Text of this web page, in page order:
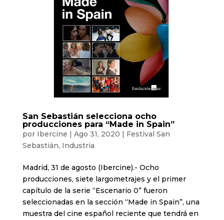
San Sebastián selecciona ocho
producciones para “Made in Spain”
por Ibercine Ago 31, 2020
Festival San
Sebastián, Industria
Madrid, 31 de agosto (Ibercine).- Ocho
producciones, siete largometrajes y el primer
capítulo de la serie “Escenario 0” fueron
seleccionadas en la sección “Made in Spain”, una
muestra del cine español reciente que tendrá en